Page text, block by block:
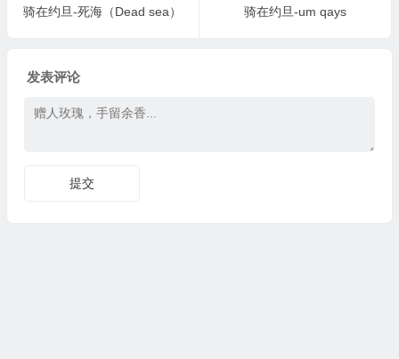
骑在约旦-死海（Dead sea）
骑在约旦-um qays
发表评论